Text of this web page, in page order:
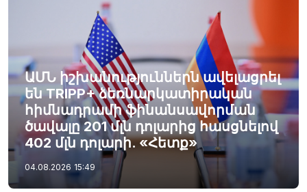
ԱՄՆ իշխանություններն ավելացրել
են TRIPP+ ձեռնարկատիրական
հիմնադրամի ֆինանսավորման
ծավալը 201 մլն դոլարից հասցնելով
402 մլն դոլարի. «Հետք»
04.08.2026 15:49